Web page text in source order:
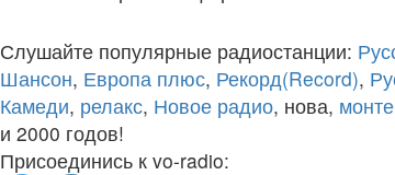
Слушайте популярные радиостанции:
Шансон, Европа плюс, Рекорд(Record),
Камеди, релакс, Новое радио, нова,
и 2000 годов!
Присоединись к vo-radio: